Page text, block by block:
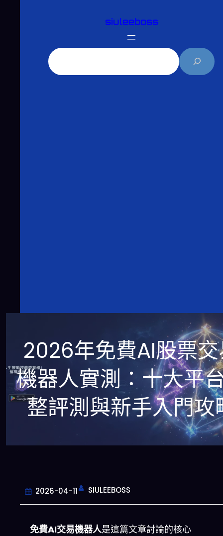
siuleeboss
2026年免費AI股票
機器人實測：十大平
整評測與新手入門攻
2026-04-11 SIULEEBOSS
免費AI交易機器人是這篇文章討論的核心